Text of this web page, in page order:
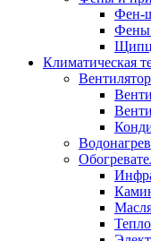
Фен-
Фены
Климатическая